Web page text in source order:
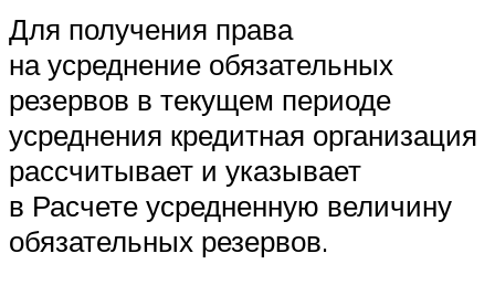
Для получения права
на усреднение обязательных
резервов в текущем периоде
усреднения кредитная организация
рассчитывает и указывает
в Расчете усредненную величину
обязательных резервов.